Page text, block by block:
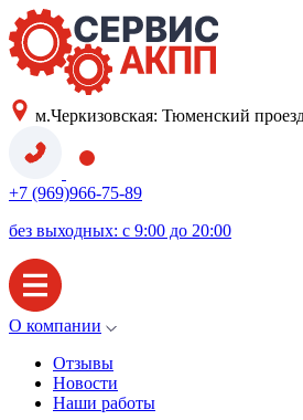
м.Черкизовская: Тюменский
+7 (969)966-75-89
без выходных: с 9:00 до 20:00
О компании
Отзывы
Новости
Наши работы